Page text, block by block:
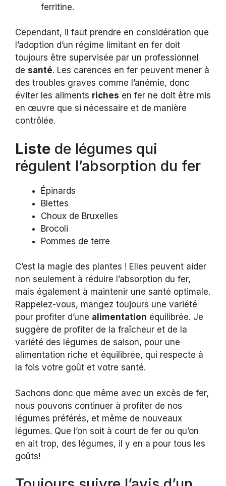
ferritine.
Cependant, il faut prendre en considération que
l’adoption d’un régime limitant en fer doit
toujours être supervisée par un professionnel
de santé. Les carences en fer peuvent mener à
des troubles graves comme l’anémie, donc
éviter les aliments riches en fer ne doit être mis
en œuvre que si nécessaire et de manière
contrôlée.
Liste de légumes qui
régulent l’absorption du fer
Épinards
Blettes
Choux de Bruxelles
Brocoli
Pommes de terre
C’est la magie des plantes ! Elles peuvent aider
non seulement à réduire l’absorption du fer,
mais également à maintenir une santé optimale.
Rappelez-vous, mangez toujours une variété
pour profiter d’une alimentation équilibrée. Je
suggère de profiter de la fraîcheur et de la
variété des légumes de saison, pour une
alimentation riche et équilibrée, qui respecte à
la fois votre goût et votre santé.
Sachons donc que même avec un excès de fer,
nous pouvons continuer à profiter de nos
légumes préférés, et même de nouveaux
légumes. Que l’on soit à court de fer ou qu’on
en ait trop, des légumes, il y en a pour tous les
goûts!